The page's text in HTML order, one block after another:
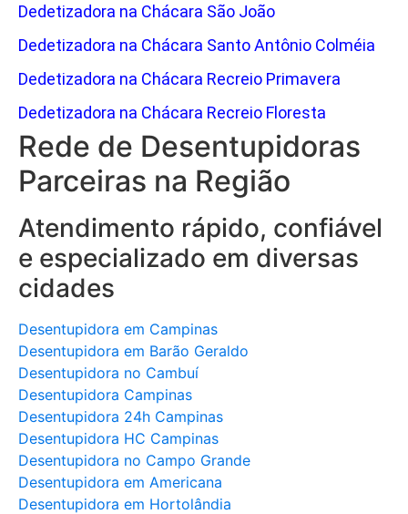
Dedetizadora na Chácara São João
Dedetizadora na Chácara Santo Antônio Colméia
Dedetizadora na Chácara Recreio Primavera
Dedetizadora na Chácara Recreio Floresta
Rede de Desentupidoras
Parceiras na Região
Atendimento rápido, confiável
e especializado em diversas
cidades
Desentupidora em Campinas
Desentupidora em Barão Geraldo
Desentupidora no Cambuí
Desentupidora Campinas
Desentupidora 24h Campinas
Desentupidora HC Campinas
Desentupidora no Campo Grande
Desentupidora em Americana
Desentupidora em Hortolândia